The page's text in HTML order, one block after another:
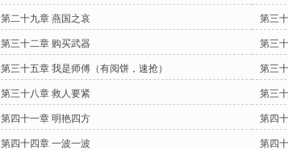
第二十九章 燕国之哀 第三
第三十二章 购买武器 第三
第三十五章 我是师傅（有阅饼，速抢） 第三
第三十八章 救人要紧 第三
第四十一章 明艳四方 第四
第四十四章 一波一波 第四